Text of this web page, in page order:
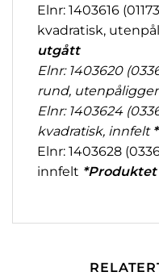
Elnr: 1403616
kvadratisk,
utgått
Elnr: 1403620
rund,
Elnr: 1403624
kvadratisk, innfelt
Elnr: 1403628
innfelt